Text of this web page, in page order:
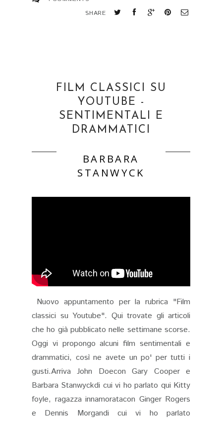
SHARE
FILM CLASSICI SU
YOUTUBE -
SENTIMENTALI E
DRAMMATICI
BARBARA
STANWYCK
Nuovo appuntamento per la rubrica "Film
classici su Youtube". Qui trovate gli articoli
che ho già pubblicato nelle settimane scorse.
Oggi vi propongo alcuni film sentimentali e
drammatici, così ne avete un po' per tutti i
gusti.Arriva John Doecon Gary Cooper e
Barbara Stanwyckdi cui vi ho parlato qui Kitty
foyle, ragazza innamoratacon Ginger Rogers
e Dennis Morgandi cui vi ho parlato